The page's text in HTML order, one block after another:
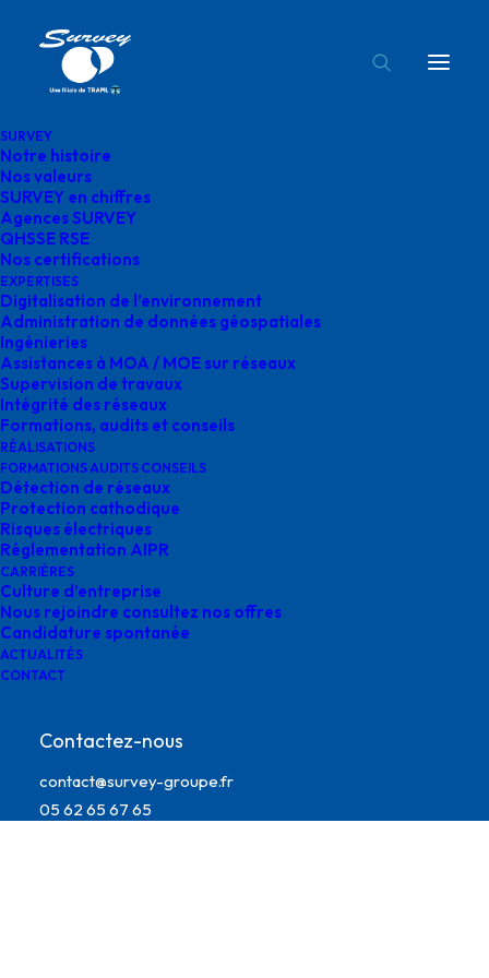
SURVEY
Notre histoire
Nos valeurs
SURVEY en chiffres
Agences SURVEY
QHSSE RSE
Nos certifications
EXPERTISES
Digitalisation de l’environnement
Administration de données géospatiales
Ingénieries
Assistances à MOA / MOE sur réseaux
Supervision de travaux
Intégrité des réseaux
Formations, audits et conseils
RÉALISATIONS
FORMATIONS AUDITS CONSEILS
Détection de réseaux
Protection cathodique
Risques électriques
Réglementation AIPR
CARRIÈRES
Culture d’entreprise
Nous rejoindre consultez nos offres
Candidature spontanée
ACTUALITÉS
CONTACT
Contactez-nous
contact@survey-groupe.fr
05 62 65 67 65
Accueil Détection de réseaux
détection reseaux
survey